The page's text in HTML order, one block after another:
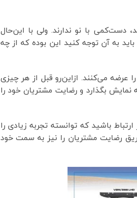
دست‌کمی با نو ندارند. ولی با این‌حال
به آن توجه کنید این بوده که از چه
عرضه می‌کنند. ازاین‌رو قبل از هر چیزی
نمایش بگذارد و رضایت مشتریان خود را
باشید که توانسته تجربه زیادی را
رضایت مشتریان را نیز به سمت خود